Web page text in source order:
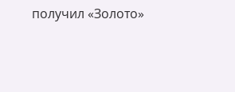
получил «Золото»